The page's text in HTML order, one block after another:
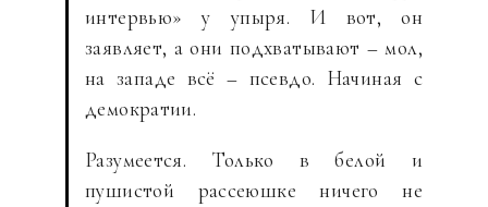
интервью» у упыря. И вот, он
заявляет, а они подхватывают – мол,
на западе всё – псевдо. Начиная с
демократии.
Разумеется. Только в белой и
пушистой рассеюшке ничего не